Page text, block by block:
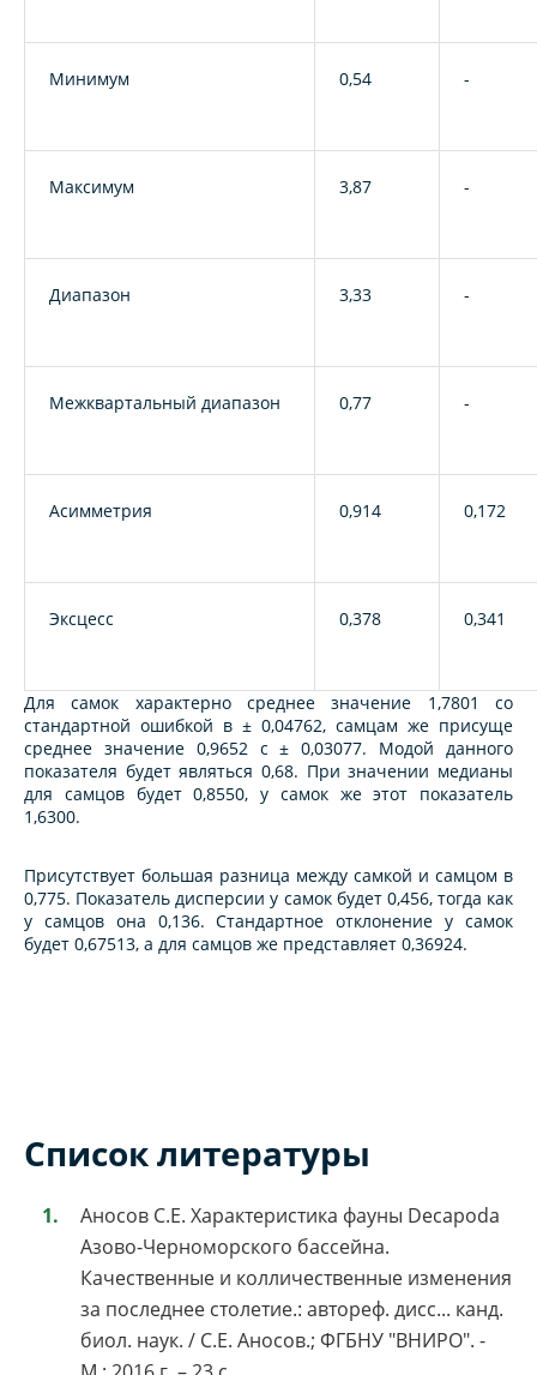
Минимум 0,54 -
Максимум 3,87 -
Диапазон 3,33 -
Межквартальный диапазон 0,77 -
Асимметрия 0,914 0,172
Эксцесс 0,378 0,341
Для самок характерно среднее значение 1,7801 со
стандартной ошибкой в ± 0,04762, самцам же присуще
среднее значение 0,9652 с ± 0,03077. Модой данного
показателя будет являться 0,68. При значении медианы
для самцов будет 0,8550, у самок же этот показатель
1,6300.
Присутствует большая разница между самкой и самцом в
0,775. Показатель дисперсии у самок будет 0,456, тогда как
у самцов она 0,136. Стандартное отклонение у самок
будет 0,67513, а для самцов же представляет 0,36924.
Список литературы
Аносов С.Е. Характеристика фауны Decapoda
Азово-Черноморского бассейна.
Качественные и колличественные изменения
за последнее столетие.: автореф. дисс... канд.
биол. наук. / С.Е. Аносов.; ФГБНУ "ВНИРО". -